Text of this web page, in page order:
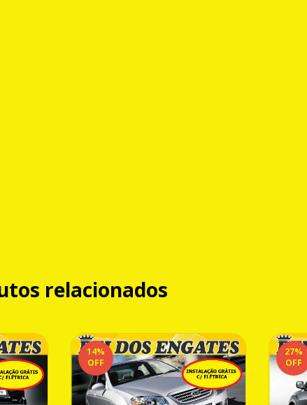
relacionados
14%
OFF
27%
OFF